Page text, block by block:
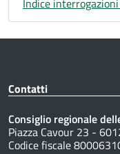
Contatti
Consiglio regionale
Piazza Cavour 23 -
Codice fiscale